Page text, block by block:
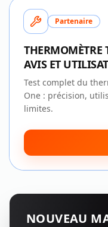
Partenaire
THERMOMÈTRE
AVIS ET
Test complet du
One : précision,
limites.
NOUVEAU